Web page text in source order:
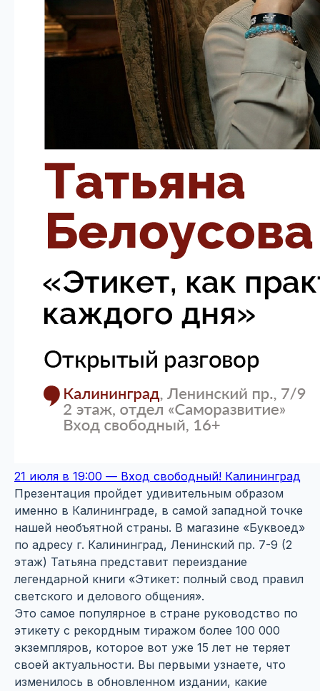
21 июля в 19:00 — Вход свободный! Калининград
Презентация пройдет удивительным образом
именно в Калининграде, в самой западной точке
нашей необъятной страны. В магазине «Буквоед»
по адресу г. Калининград, Ленинский пр. 7-9 (2
этаж) Татьяна представит переиздание
легендарной книги «Этикет: полный свод правил
светского и делового общения».
Это самое популярное в стране руководство по
этикету с рекордным тиражом более 100 000
экземпляров, которое вот уже 15 лет не теряет
своей актуальности. Вы первыми узнаете, что
изменилось в обновленном издании, какие